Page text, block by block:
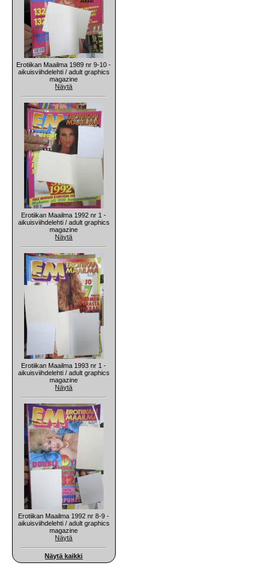
Erotiikan Maailma 1989 nr 9-10 -
aikuisviihdelehti / adult graphics
magazine
Näytä
Erotiikan Maailma 1992 nr 1 -
aikuisviihdelehti / adult graphics
magazine
Näytä
Erotiikan Maailma 1993 nr 1 -
aikuisviihdelehti / adult graphics
magazine
Näytä
Erotiikan Maailma 1992 nr 8-9 -
aikuisviihdelehti / adult graphics
magazine
Näytä
Näytä kaikki